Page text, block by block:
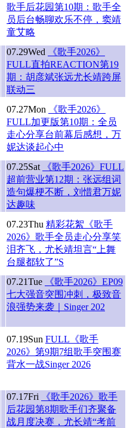
歌手后花园第10期：歌手全
员后台畅聊欢乐不停，窦靖
童艾略
07.29Wed
《歌手2026》
FULL直拍REACTION第19
期：胡彦斌张远尤长靖跨屏
联动三
07.27Mon
《歌手2026》
FULL加更版第10期：全员
走心分享台前幕后感想，万
妮达谈起心中
07.25Sat
《歌手2026》FULL
超前营业第12期：张远组词
造句爆梗不断，刘惜君万妮
达趣味
07.23Thu 精彩花絮《歌手
2026》歌手全员走心分享笑
泪齐飞，尤长靖坦言“上舞
台腿都软了”S
07.21Tue
《歌手2026》EP09
七大强音突围冲刺，极致音
浪强势来袭｜Singer 202
07.19Sun FULL《歌手
2026》第9期7组歌手突围赛
背水一战Singer 2026
07.17Fri
《歌手2026》歌手
后花园第8期歌手们齐聚备
战月度决赛，尤长靖“考前